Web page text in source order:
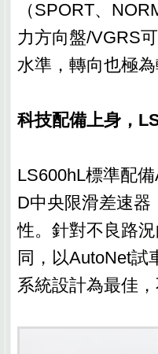
（SPORT、
力方向盤/VGRS
水準，轉向也極為
科技配備上身，
LS600hL標準配
D中央限滑差速器
性。針對不良路
同，以AutoNet試
系統設計為最佳